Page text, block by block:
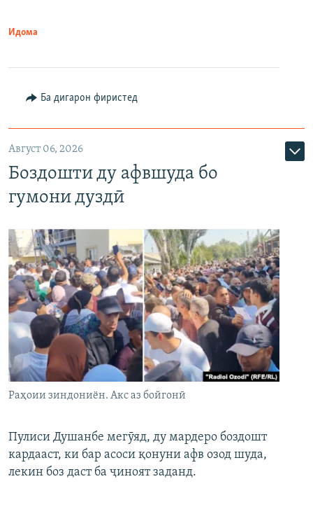
Идома
Ба дигарон фиристед
Август 06, 2026
Боздошти ду афвшуда бо
гумони дуздӣ
Раҳоии зиндониён. Акс аз бойгонӣ
Пулиси Душанбе мегӯяд, ду мардеро боздошт
кардааст, ки бар асоси қонуни афв озод шуда,
лекин боз даст ба ҷиноят заданд.